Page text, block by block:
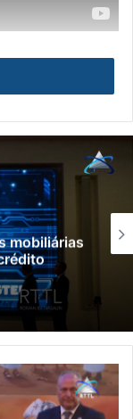
mobiliárias